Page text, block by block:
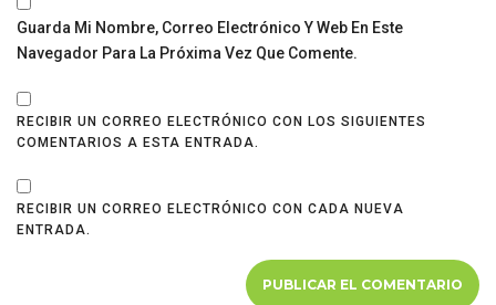
Guarda Mi Nombre, Correo Electrónico Y Web En Este
Navegador Para La Próxima Vez Que Comente.
RECIBIR UN CORREO ELECTRÓNICO CON LOS SIGUIENTES
COMENTARIOS A ESTA ENTRADA.
RECIBIR UN CORREO ELECTRÓNICO CON CADA NUEVA
ENTRADA.